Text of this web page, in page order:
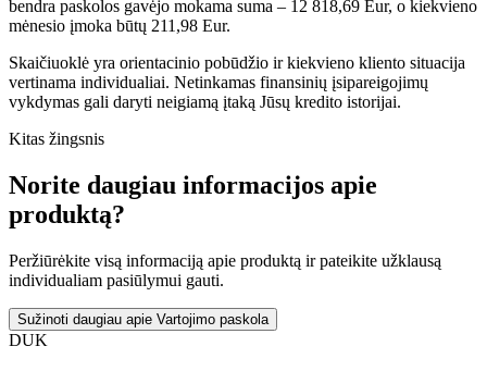
bendra paskolos gavėjo mokama suma – 12 818,69 Eur, o kiekvieno
mėnesio įmoka būtų 211,98 Eur.
Skaičiuoklė yra orientacinio pobūdžio ir kiekvieno kliento situacija
vertinama individualiai. Netinkamas finansinių įsipareigojimų
vykdymas gali daryti neigiamą įtaką Jūsų kredito istorijai.
Kitas žingsnis
Norite daugiau informacijos apie
produktą?
Peržiūrėkite visą informaciją apie produktą ir pateikite užklausą
individualiam pasiūlymui gauti.
Sužinoti daugiau apie Vartojimo paskola
DUK